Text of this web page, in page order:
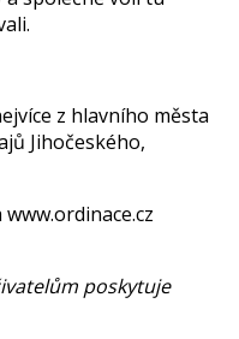
z hlavního města
Jihočeského,
poskytuje